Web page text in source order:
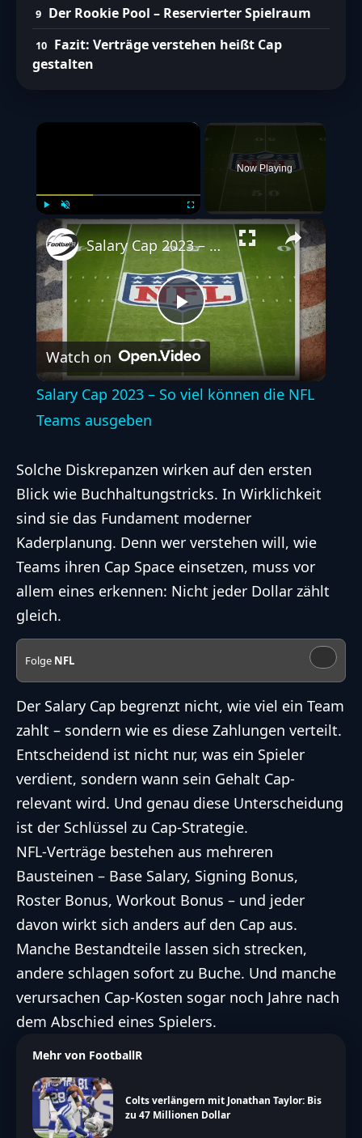
Der Rookie Pool – Reservierter Spielraum
Fazit: Verträge verstehen heißt Cap
gestalten
×
Unmute Fullscreen
Now Playing
Play
Video
Salary Cap 2023 – So viel können die NFL Teams ausgeben
Watch on
Salary Cap 2023 – So viel können die NFL
Teams ausgeben
Solche Diskrepanzen wirken auf den ersten
Blick wie Buchhaltungstricks. In Wirklichkeit
sind sie das Fundament moderner
Kaderplanung. Denn wer verstehen will, wie
Teams ihren Cap Space einsetzen, muss vor
allem eines erkennen: Nicht jeder Dollar zählt
gleich.
Folge NFL
Der Salary Cap begrenzt nicht, wie viel ein Team
zahlt – sondern wie es diese Zahlungen verteilt.
Entscheidend ist nicht nur, was ein Spieler
verdient, sondern wann sein Gehalt Cap-
relevant wird. Und genau diese Unterscheidung
ist der Schlüssel zu Cap-Strategie.
NFL-Verträge bestehen aus mehreren
Bausteinen – Base Salary, Signing Bonus,
Roster Bonus, Workout Bonus – und jeder
davon wirkt sich anders auf den Cap aus.
Manche Bestandteile lassen sich strecken,
andere schlagen sofort zu Buche. Und manche
verursachen Cap-Kosten sogar noch Jahre nach
dem Abschied eines Spielers.
Mehr von FootballR
Colts verlängern mit Jonathan Taylor: Bis
zu 47 Millionen Dollar